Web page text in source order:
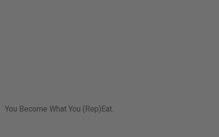
You Become What You (Rep)Eat.